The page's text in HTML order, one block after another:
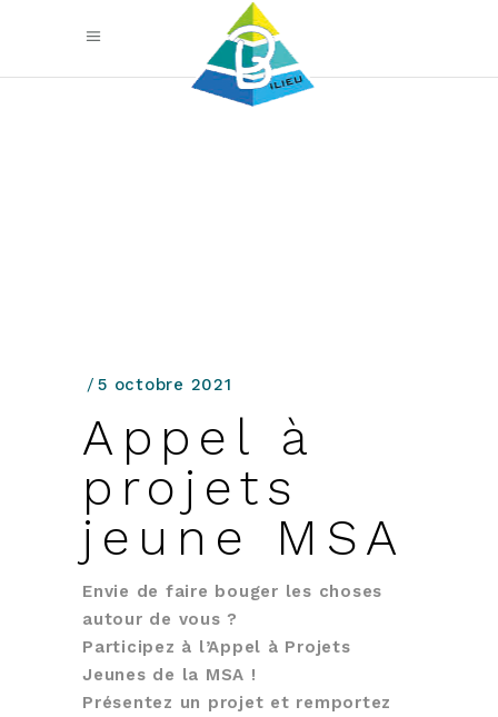
5 octobre 2021
Appel à
projets
jeune MSA
Envie de faire bouger les choses
autour de vous ?
Participez à l’Appel à Projets
Jeunes de la MSA !
Présentez un projet et remportez